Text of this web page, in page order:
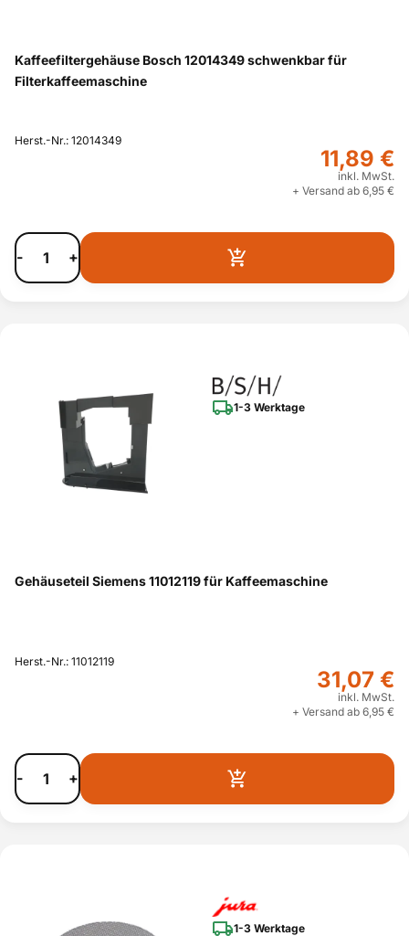
Kaffeefiltergehäuse Bosch 12014349 schwenkbar für
Filterkaffeemaschine
Herst.-Nr.: 12014349
11,89 €
inkl. MwSt.
+ Versand ab 6,95 €
- +
1-3 Werktage
Gehäuseteil Siemens 11012119 für Kaffeemaschine
Herst.-Nr.: 11012119
31,07 €
inkl. MwSt.
+ Versand ab 6,95 €
- +
1-3 Werktage